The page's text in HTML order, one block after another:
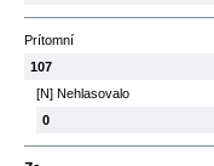
Prítomní
107
[N] Nehlasovalo
0